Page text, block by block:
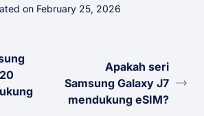
on February 25, 2026
Apakah seri
Samsung Galaxy J7
mendukung eSIM?